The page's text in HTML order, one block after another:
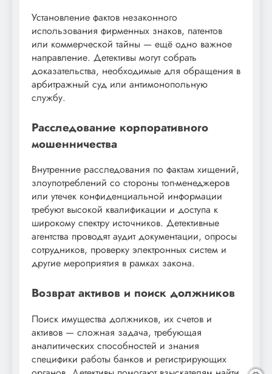
Установление фактов незаконного
использования фирменных знаков, патентов
или коммерческой тайны — ещё одно важное
направление. Детективы могут собрать
доказательства, необходимые для обращения в
арбитражный суд или антимонопольную
службу.
Расследование корпоративного
мошенничества
Внутренние расследования по фактам хищений,
злоупотреблений со стороны топ-менеджеров
или утечек конфиденциальной информации
требуют высокой квалификации и доступа к
широкому спектру источников. Детективные
агентства проводят аудит документации, опросы
сотрудников, проверку электронных систем и
другие мероприятия в рамках закона.
Возврат активов и поиск должников
Поиск имущества должников, их счетов и
активов — сложная задача, требующая
аналитических способностей и знания
специфики работы банков и регистрирующих